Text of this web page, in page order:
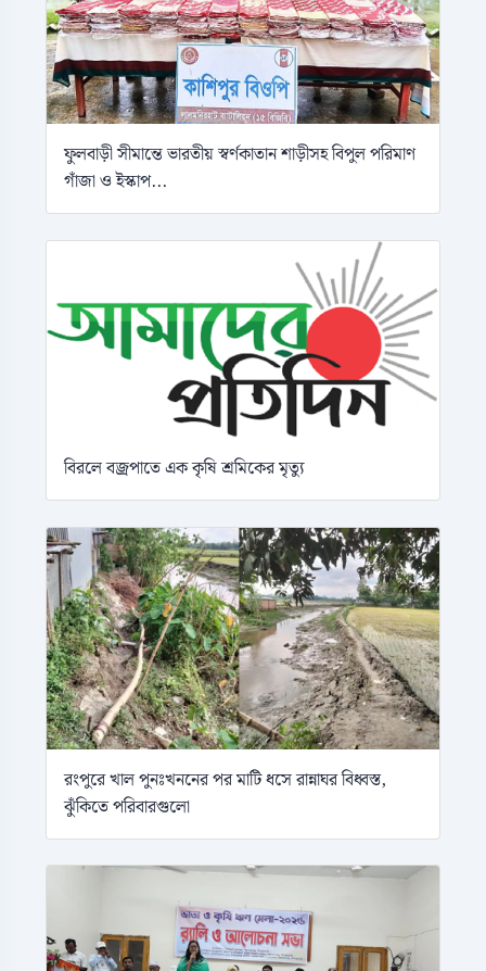
ফুলবাড়ী সীমান্তে ভারতীয় স্বর্ণকাতান শাড়ীসহ বিপুল পরিমাণ
গাঁজা ও ইস্কাপ...
বিরলে বজ্রপাতে এক কৃষি শ্রমিকের মৃত্যু
রংপুরে খাল পুনঃখননের পর মাটি ধসে রান্নাঘর বিধ্বস্ত,
ঝুঁকিতে পরিবারগুলো